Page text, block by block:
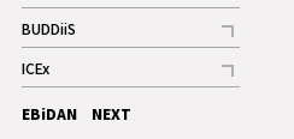
記事
BUDDiiS
記事
ICEx
記事
EBiDAN NEXT